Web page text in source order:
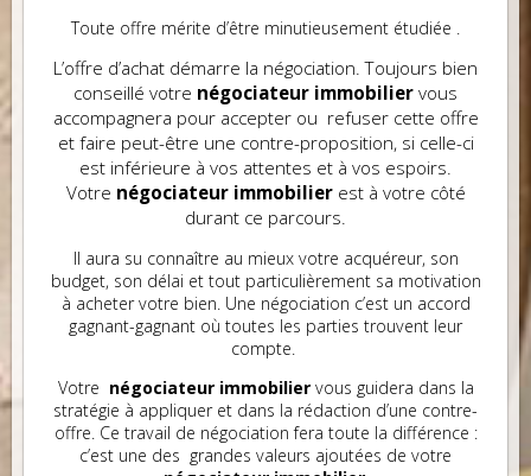
Toute offre mérite d’être minutieusement étudiée .
L’offre d’achat démarre la négociation. Toujours bien
conseillé votre négociateur immobilier vous
accompagnera pour accepter ou refuser cette offre
et faire peut-être une contre-proposition, si celle-ci
est inférieure à vos attentes et à vos espoirs.
Votre négociateur immobilierest à votre côté
durant ce parcours.
Il aura su connaître au mieux votre acquéreur, son
budget, son délai et tout particulièrement sa motivation
à acheter votre bien. Une négociation c’est un accord
gagnant-gagnant où toutes les parties trouvent leur
compte.
Votre négociateur immobiliervous guidera dans la
stratégie à appliquer et dans la rédaction d’une contre-
offre. Ce travail de négociation fera toute la différence :
c’est une des grandes valeurs ajoutées de votre